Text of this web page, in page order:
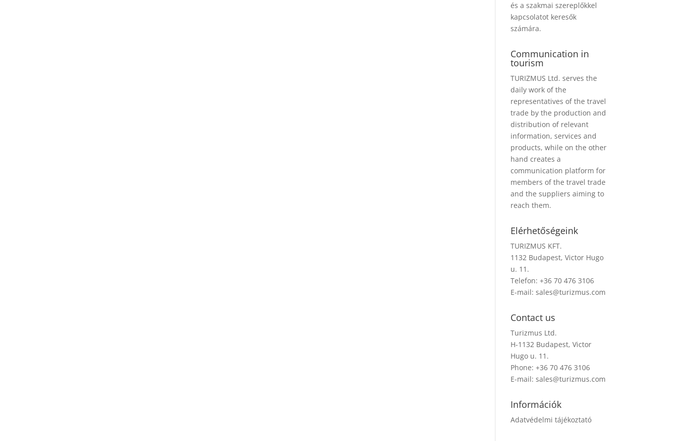
és a szakmai szereplőkkel
kapcsolatot keresők
számára.
Communication in
tourism
TURIZMUS Ltd. serves the
daily work of the
representatives of the travel
trade by the production and
distribution of relevant
information, services and
products, while on the other
hand creates a
communication platform for
members of the travel trade
and the suppliers aiming to
reach them.
Elérhetőségeink
TURIZMUS KFT.
1132 Budapest, Victor Hugo
u. 11.
Telefon: +36 70 476 3106
E-mail:sales@turizmus.com
Contact us
Turizmus Ltd.
H-1132 Budapest, Victor
Hugo u. 11.
Phone: +36 70 476 3106
E-mail:sales@turizmus.com
Információk
Adatvédelmi tájékoztató